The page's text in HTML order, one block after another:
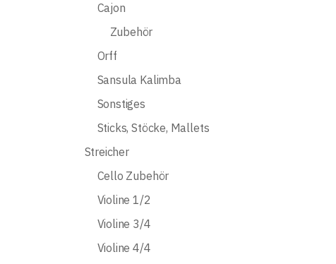
Cajon
Zubehör
Orff
Sansula Kalimba
Sonstiges
Sticks, Stöcke, Mallets
Streicher
Cello Zubehör
Violine 1/2
Violine 3/4
Violine 4/4